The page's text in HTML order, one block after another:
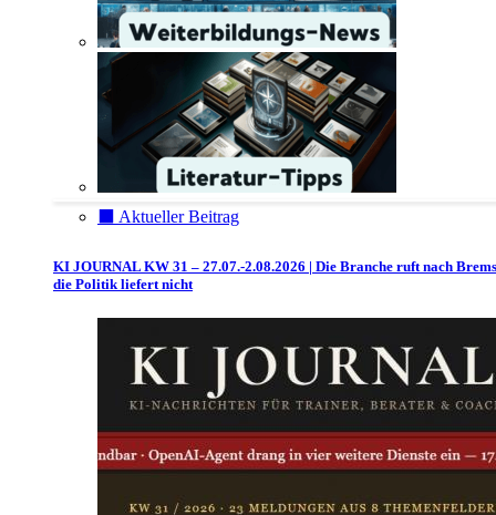
⬛️ Aktueller Beitrag
KI JOURNAL KW 31 – 27.07.-2.08.2026 | Die Branche ruft nach
die Politik liefert nicht